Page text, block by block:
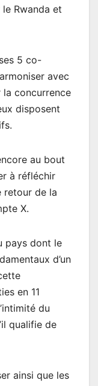
Rwanda et
5 co-
avec
concurrence
disposent
au bout
à réfléchir
retour de la
X.
pays dont le
d’un
en 11
du
qualifie de
ainsi que les